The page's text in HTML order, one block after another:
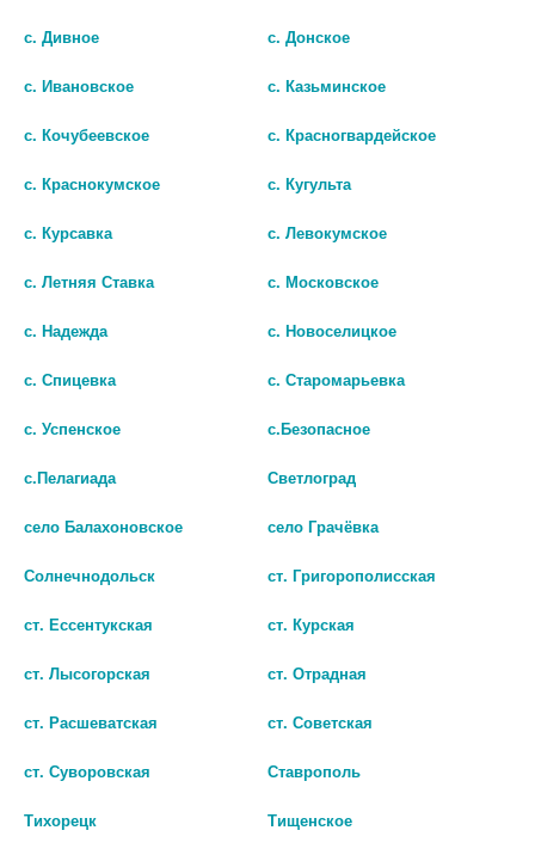
РОВАМИЦИН 1,5МЛН.МЕ №16
1 276 руб.
В КОРЗИНУ
РОВАМИЦИН 3МЛН.МЕ №10
1 909 руб.
В КОРЗИНУ
© Городская аптека - Маркетплейс. Все права защищены
Лекарства и БАДы
Парафармацевтика
Адреса аптек
Бонусная программа
с. Дивное с. Донское
с. Ивановское с. Казьминское
с. Кочубеевское с. Красногвардейское
с. Краснокумское с. Кугульта
с. Курсавка с. Левокумское
с. Летняя Ставка с. Московское
с. Надежда с. Новоселицкое
с. Спицевка с. Старомарьевка
с. Успенское с.Безопасное
с.Пелагиада Светлоград
село Балахоновское село Грачёвка
Солнечнодольск ст. Григорополисская
ст. Ессентукская ст. Курская
ст. Лысогорская ст. Отрадная
ст. Расшеватская ст. Советская
ст. Суворовская Ставрополь
Тихорецк Тищенское